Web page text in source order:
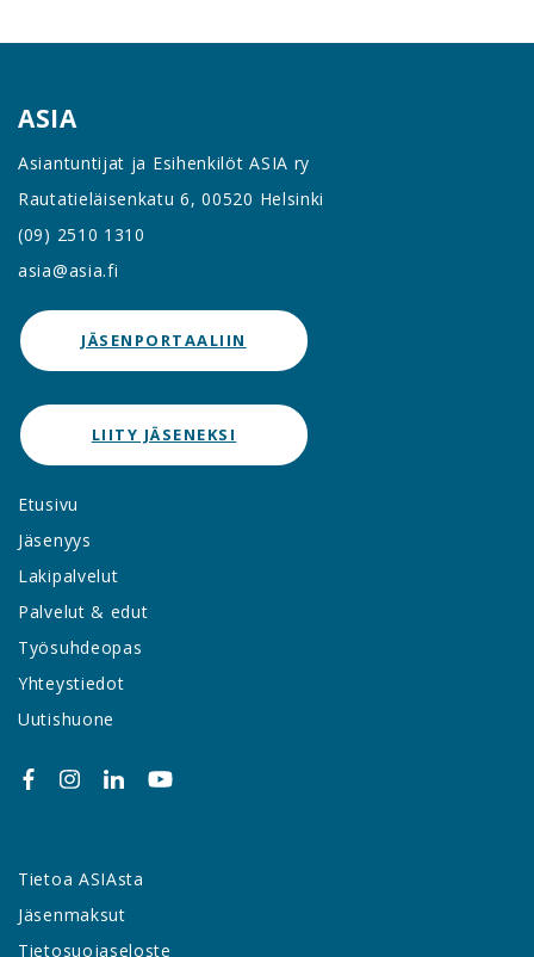
ASIA
Asiantuntijat ja Esihenkilöt ASIA ry
Rautatieläisenkatu 6, 00520 Helsinki
(09) 2510 1310
asia@asia.fi
JÄSENPORTAALIIN
LIITY JÄSENEKSI
Etusivu
Jäsenyys
Lakipalvelut
Palvelut & edut
Työsuhdeopas
Yhteystiedot
Uutishuone
Tietoa ASIAsta
Jäsenmaksut
Tietosuojaseloste